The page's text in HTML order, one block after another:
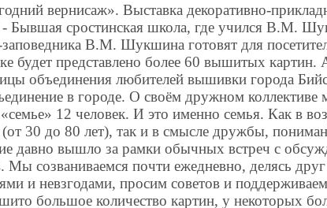
вернисаж». Выставка декоративно-
- Бывшая сростинская школа, где учился В.М.
В.М. Шукшина готовят для
будет представлено более 60 вышитых картин.
объединения любителей вышивки города
в городе. О своём дружном коллективе
12 человек. И это именно семья. Как в
(от 30 до 80 лет), так и в смысле дружбы,
давно вышло за рамки обычных встреч с
Мы созваниваемся почти ежедневно, делясь
и невзгодами, просим советов и
большое количество картин, у некоторых